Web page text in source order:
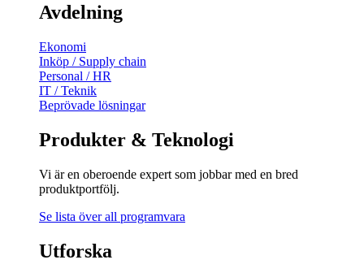
Avdelning
Ekonomi
Inköp / Supply chain
Personal / HR
IT / Teknik
Beprövade lösningar
Produkter & Teknologi
Vi är en oberoende expert som jobbar med en bred
produktportfölj.
Se lista över all programvara
Utforska